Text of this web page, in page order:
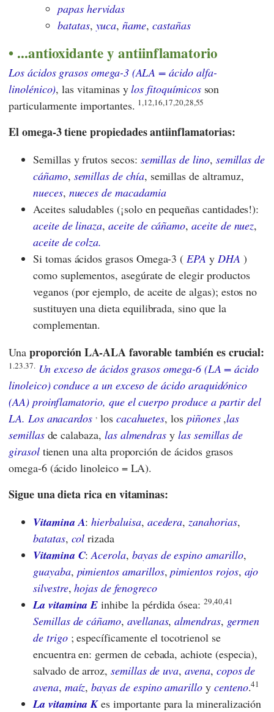
papas hervidas
batatas, yuca,ñame, castañas
...antioxidante y antiinflamatorio
Los ácidos grasos omega-3 (ALA = ácido alfa-
linolénico), las vitaminas ylos fitoquímicosson
particularmente importantes. 1,12,16,17,20,28,55
El omega-3 tiene propiedades antiinflamatorias:
Semillas y frutos secos: semillas de lino, semillas de
cáñamo, semillas de chía, semillas de altramuz,
nueces, nueces de macadamia
Aceites saludables (¡solo en pequeñas cantidades!):
aceite de linaza,aceite de cáñamo,aceite de nuez,
aceite de colza.
Si tomas ácidos grasos Omega-3 (EPA y DHA )
como suplementos, asegúrate de elegir productos
veganos (por ejemplo, de aceite de algas); estos no
sustituyen una dieta equilibrada, sino que la
complementan.
Una proporción LA-ALA favorable también es crucial:
1.23.37. Un exceso de ácidos grasos omega-6 (LA = ácido
linoleico) conduce a un exceso de ácido araquidónico
(AA) proinflamatorio, que el cuerpo produce a partir del
LA. Los anacardos , los cacahuetes, los piñones,las
semillasde calabaza, las almendras y las semillas de
girasoltienen una alta proporción de ácidos grasos
omega-6 (ácido linoleico = LA).
Sigue una dieta rica en vitaminas:
Vitamina A:hierbaluisa, acedera,zanahorias,
batatas, col rizada
Vitamina C:Acerola, bayas de espino amarillo,
guayaba, pimientos amarillos,pimientos rojos, ajo
silvestre,hojas de fenogreco
La vitamina E inhibe la pérdida ósea: 29,40,41
Semillas de cáñamo, avellanas,almendras, germen
de trigo; específicamente el tocotrienol se
encuentra en: germen de cebada, achiote (especia),
salvado de arroz,semillas de uva,avena, copos de
avena, maíz,bayas de espino amarillo y centeno.41
La vitamina Kes importante para la mineralización